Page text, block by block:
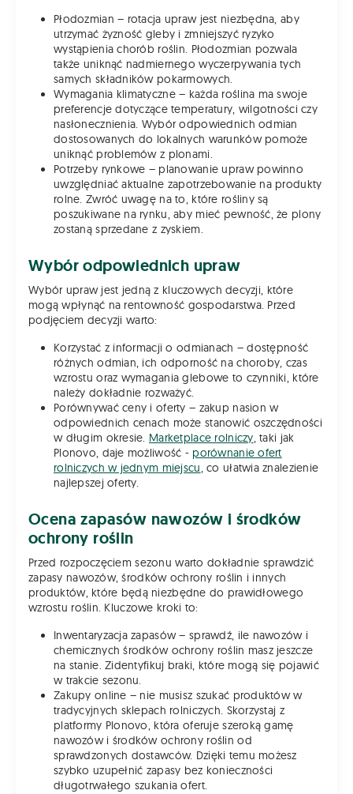
Płodozmian – rotacja upraw jest niezbędna, aby
utrzymać żyzność gleby i zmniejszyć ryzyko
wystąpienia chorób roślin. Płodozmian pozwala
także uniknąć nadmiernego wyczerpywania tych
samych składników pokarmowych.
Wymagania klimatyczne – każda roślina ma swoje
preferencje dotyczące temperatury, wilgotności czy
nasłonecznienia. Wybór odpowiednich odmian
dostosowanych do lokalnych warunków pomoże
uniknąć problemów z plonami.
Potrzeby rynkowe – planowanie upraw powinno
uwzględniać aktualne zapotrzebowanie na produkty
rolne. Zwróć uwagę na to, które rośliny są
poszukiwane na rynku, aby mieć pewność, że plony
zostaną sprzedane z zyskiem.
Wybór odpowiednich upraw
Wybór upraw jest jedną z kluczowych decyzji, które
mogą wpłynąć na rentowność gospodarstwa. Przed
podjęciem decyzji warto:
Korzystać z informacji o odmianach – dostępność
różnych odmian, ich odporność na choroby, czas
wzrostu oraz wymagania glebowe to czynniki, które
należy dokładnie rozważyć.
Porównywać ceny i oferty – zakup nasion w
odpowiednich cenach może stanowić oszczędności
w długim okresie. Marketplace rolniczy, taki jak
Plonovo, daje możliwość - porównanie ofert
rolniczych w jednym miejscu, co ułatwia znalezienie
najlepszej oferty.
Ocena zapasów nawozów i środków
ochrony roślin
Przed rozpoczęciem sezonu warto dokładnie sprawdzić
zapasy nawozów, środków ochrony roślin i innych
produktów, które będą niezbędne do prawidłowego
wzrostu roślin. Kluczowe kroki to:
Inwentaryzacja zapasów – sprawdź, ile nawozów i
chemicznych środków ochrony roślin masz jeszcze
na stanie. Zidentyfikuj braki, które mogą się pojawić
w trakcie sezonu.
Zakupy online – nie musisz szukać produktów w
tradycyjnych sklepach rolniczych. Skorzystaj z
platformy Plonovo, która oferuje szeroką gamę
nawozów i środków ochrony roślin od
sprawdzonych dostawców. Dzięki temu możesz
szybko uzupełnić zapasy bez konieczności
długotrwałego szukania ofert.